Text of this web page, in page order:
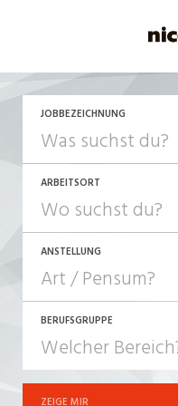
JOBBEZEICHNUNG
ARBEITSORT
ANSTELLUNG
JOB-TYP
Festanstellung
BERUFSGRUPPE
ZEIGE MIR